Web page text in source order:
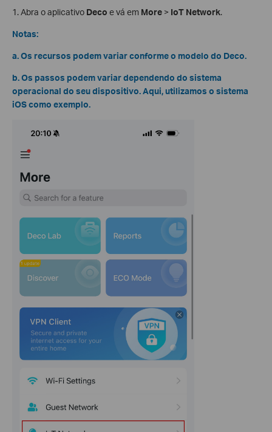
1. Abra o aplicativo Deco e vá em More > IoT Network.
Notas:
a. Os recursos podem variar conforme o modelo do Deco.
b. Os passos podem variar dependendo do sistema
operacional do seu dispositivo. Aqui, utilizamos o sistema
iOS como exemplo.